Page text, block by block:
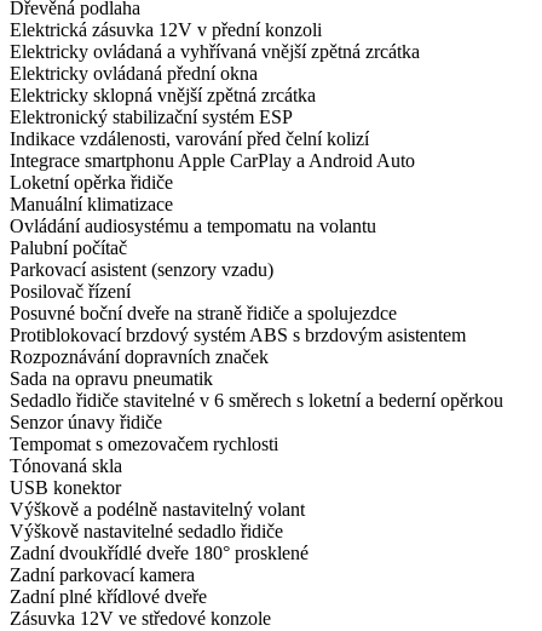
Dřevěná podlaha
Elektrická zásuvka 12V v přední konzoli
Elektricky ovládaná a vyhřívaná vnější zpětná zrcátka
Elektricky ovládaná přední okna
Elektricky sklopná vnější zpětná zrcátka
Elektronický stabilizační systém ESP
Indikace vzdálenosti, varování před čelní kolizí
Integrace smartphonu Apple CarPlay a Android Auto
Loketní opěrka řidiče
Manuální klimatizace
Ovládání audiosystému a tempomatu na volantu
Palubní počítač
Parkovací asistent (senzory vzadu)
Posilovač řízení
Posuvné boční dveře na straně řidiče a spolujezdce
Protiblokovací brzdový systém ABS s brzdovým asistentem
Rozpoznávání dopravních značek
Sada na opravu pneumatik
Sedadlo řidiče stavitelné v 6 směrech s loketní a bederní opěrkou
Senzor únavy řidiče
Tempomat s omezovačem rychlosti
Tónovaná skla
USB konektor
Výškově a podélně nastavitelný volant
Výškově nastavitelné sedadlo řidiče
Zadní dvoukřídlé dveře 180° prosklené
Zadní parkovací kamera
Zadní plné křídlové dveře
Zásuvka 12V ve středové konzole